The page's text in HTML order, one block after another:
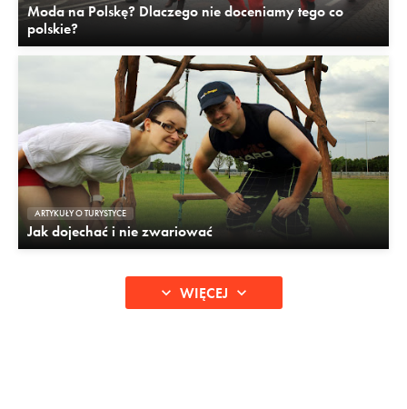
Moda na Polskę? Dlaczego nie doceniamy tego co
polskie?
ARTYKUŁY O TURYSTYCE
Jak dojechać i nie zwariować
WIĘCEJ